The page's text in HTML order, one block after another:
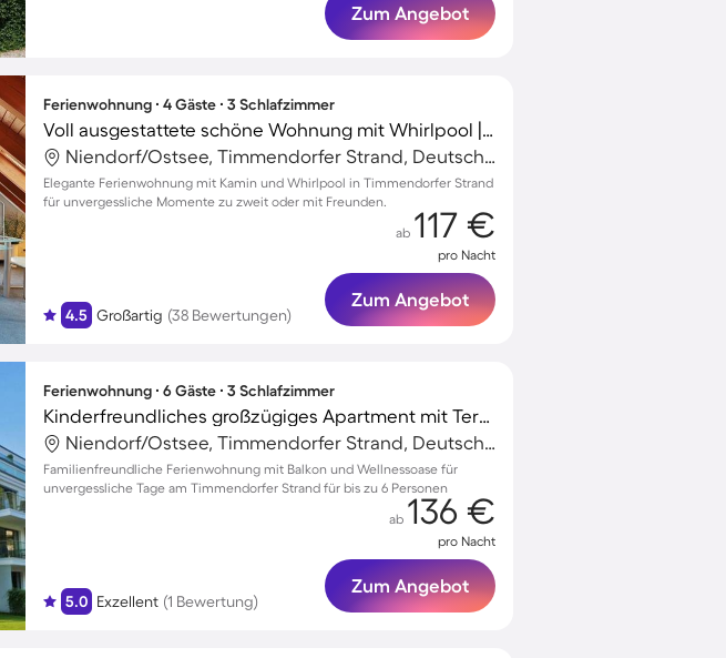
Zum Angebot
Ferienwohnung ∙ 4 Gäste ∙ 3 Schlafzimmer
Voll ausgestattete schöne Wohnung mit Whirlpool | Nah am Strand
Niendorf/Ostsee, Timmendorfer Strand, Deutschland
Elegante Ferienwohnung mit Kamin und Whirlpool in Timmendorfer Strand
für unvergessliche Momente zu zweit oder mit Freunden.
4.5 Großartig (38 Bewertungen)
ab 117 €
pro Nacht
Zum Angebot
Ferienwohnung ∙ 6 Gäste ∙ 3 Schlafzimmer
Kinderfreundliches großzügiges Apartment mit Terrasse | Neben dem Strand
Niendorf/Ostsee, Timmendorfer Strand, Deutschland
Familienfreundliche Ferienwohnung mit Balkon und Wellnessoase für
unvergessliche Tage am Timmendorfer Strand für bis zu 6 Personen
5.0 Exzellent (1 Bewertung)
ab 136 €
pro Nacht
Zum Angebot